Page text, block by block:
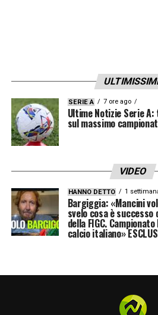
favore del Bayern. Un
permetterebbe al Milan di
talento di grande
allo stesso tempo capacità
e visione internazionale.
Ilcalciomercato del Milan
prosegue con decisione
di idee chiare e
SERIE A 7 ore ago
Ultime Notizie Serie
sul massimo
VIDEO
HANNO DETTO 1
Bargiggia: «Mancini
svelo cosa è
della FIGC.
calcio italiano»